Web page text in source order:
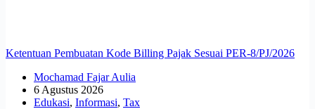
Ketentuan Pembuatan Kode Billing Pajak Sesuai PER-8/PJ/2026
Mochamad Fajar Aulia
6 Agustus 2026
Edukasi, Informasi, Tax